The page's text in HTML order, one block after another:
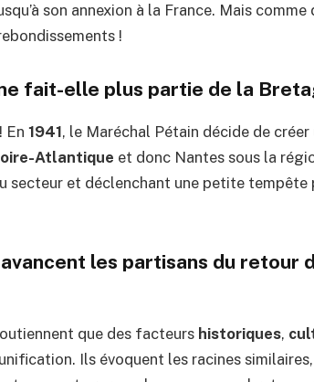
son annexion à la France. Mais
!
fait-elle plus partie de la
En 1941, le Maréchal Pétain décide de créer
Atlantique et donc Nantes sous la
secteur et déclenchant une petite tempête
les partisans du retour
que des facteurs historiques,
Ils évoquent les racines